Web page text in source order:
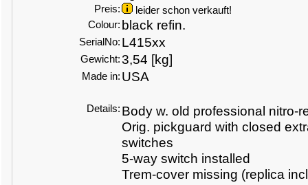
Preis:
leider schon verkauft!
Colour: black refin.
SerialNo: L415xx
Gewicht:3,54 [kg]
Made in: USA
Details: Body w. old professional nitro-
Orig. pickguard with closed
switches
5-way switch installed
Trem-cover missing (replica